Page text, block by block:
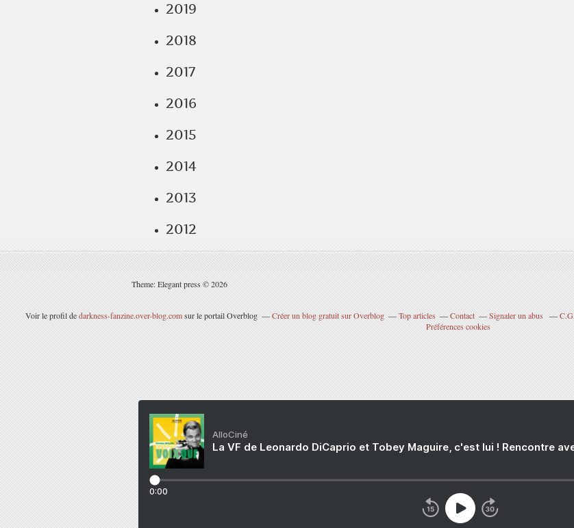
2019
2018
2017
2016
2015
2014
2013
2012
Theme: Elegant press © 2026
Voir le profil dedarkness-fanzine.over-blog.comsur le portail Overblog Créer un blog gratuit sur Overblog Top articles Contact Signaler un abus
Préférences cookies
AlloCiné
La VF de Leonardo DiCaprio et Tobey Maguire, c'est lui ! Rencontre
0:00